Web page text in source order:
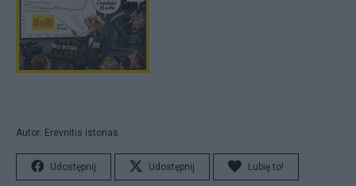
Autor: Erevnitis istorias
Udostępnij Udostępnij Lubię to!